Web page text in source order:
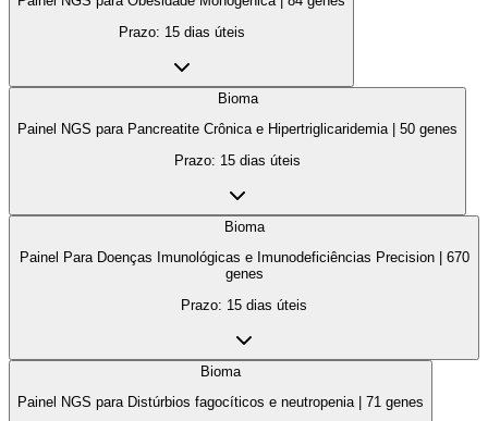
Prazo: 15 dias úteis
Bioma
Painel NGS para Pancreatite Crônica e Hipertriglicaridemia| 50 genes
Prazo: 15 dias úteis
Bioma
Painel Para Doenças Imunológicas e Imunodeficiências Precision| 670
genes
Prazo: 15 dias úteis
Bioma
Painel NGS para Distúrbios fagocíticos e neutropenia| 71 genes